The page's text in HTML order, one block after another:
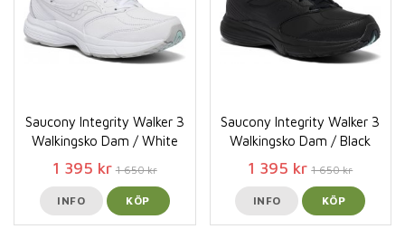
Saucony Integrity Walker 3
Walkingsko Dam / White
1 395 kr 1 650 kr
INFO KÖP
Saucony Integrity Walker 3
Walkingsko Dam / Black
1 395 kr 1 650 kr
INFO KÖP